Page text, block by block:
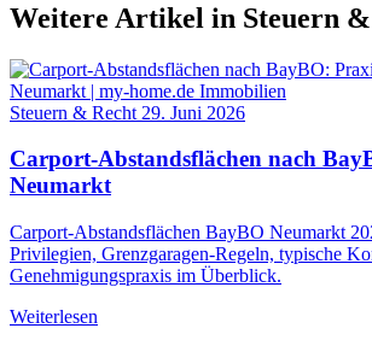
Weitere Artikel in Steuern
Steuern & Recht 29. Juni 2026
Carport-Abstandsflächen nach
Neumarkt
Carport-Abstandsflächen BayBO Neumarkt
Privilegien, Grenzgaragen-Regeln, typische
Genehmigungspraxis im Überblick.
Weiterlesen